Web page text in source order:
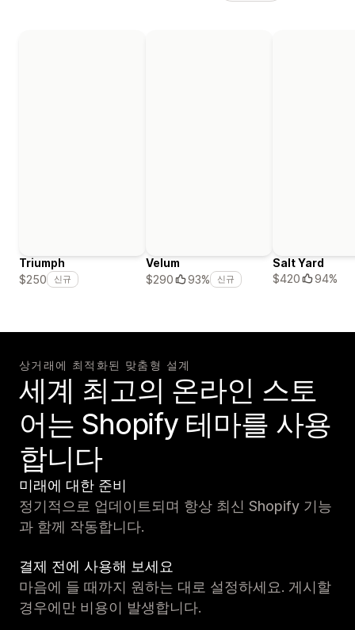
Triumph
$250
신규
Velum
$290
93% 신규
Salt Yard
$420
94%
상거래에 최적화된 맞춤형 설계
세계 최고의 온라인 스토
어는 Shopify 테마를 사용
합니다
미래에 대한 준비
정기적으로 업데이트되며 항상 최신 Shopify 기능
과 함께 작동합니다.
결제 전에 사용해 보세요
마음에 들 때까지 원하는 대로 설정하세요. 게시할
경우에만 비용이 발생합니다.